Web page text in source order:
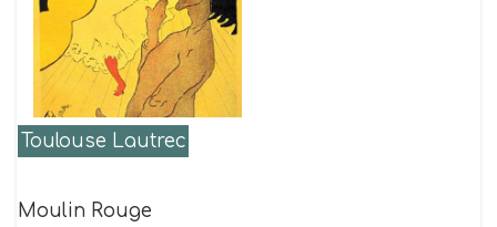
Toulouse Lautrec
Moulin Rouge